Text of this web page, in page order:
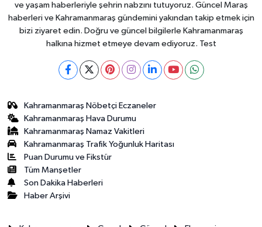
ve yaşam haberleriyle şehrin nabzını tutuyoruz. Güncel Maraş
haberleri ve Kahramanmaraş gündemini yakından takip etmek için
bizi ziyaret edin. Doğru ve güncel bilgilerle Kahramanmaraş
halkına hizmet etmeye devam ediyoruz. Test
Kahramanmaraş Nöbetçi Eczaneler
Kahramanmaraş Hava Durumu
Kahramanmaraş Namaz Vakitleri
Kahramanmaraş Trafik Yoğunluk Haritası
Puan Durumu ve Fikstür
Tüm Manşetler
Son Dakika Haberleri
Haber Arşivi